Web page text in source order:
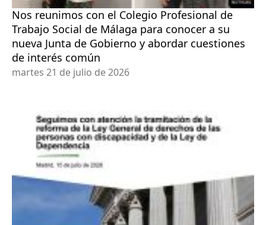
Nos reunimos con el Colegio Profesional de
Trabajo Social de Málaga para conocer a su
nueva Junta de Gobierno y abordar cuestiones
de interés común
martes 21 de julio de 2026